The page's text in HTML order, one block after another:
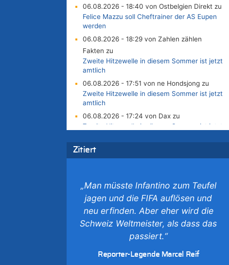
06.08.2026 - 18:40 von Ostbelgien Direkt zu
Felice Mazzu soll Cheftrainer der AS Eupen
werden
06.08.2026 - 18:29 von Zahlen zählen
Fakten zu
Zweite Hitzewelle in diesem Sommer ist jetzt
amtlich
06.08.2026 - 17:51 von ne Hondsjong zu
Zweite Hitzewelle in diesem Sommer ist jetzt
amtlich
06.08.2026 - 17:24 von Dax zu
Zweite Hitzewelle in diesem Sommer ist jetzt
06.08.2026 - 17:23 von Hans L. zu
Zweite Hitzewelle in diesem Sommer ist jetzt
06.08.2026 - 17:21 von Dax zu
Zweite Hitzewelle in diesem Sommer ist jetzt
amtlich
06.08.2026 - 17:01 von Wahlstimme? zu
FIFA-Spitze demonstriert Einigkeit trotz Kritik
und neuer Vorwürfe gegen Präsident Gianni
06.08.2026 - 16:53 von Frage zu
Zitiert
„Man müsste Infantino zum Teufel
jagen und die FIFA auflösen und
neu erfinden. Aber eher wird die
Schweiz Weltmeister, als dass das
passiert.“
Reporter-Legende Marcel Reif